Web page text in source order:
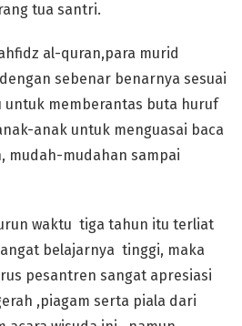
tua santri.
al-quran,para murid
sebenar benarnya sesuai
memberantas buta huruf
anak untuk menguasai baca
mudah-mudahan sampai
waktu tiga tahun itu terliat
belajarnya tinggi, maka
pesantren sangat apresiasi
,piagam serta piala dari